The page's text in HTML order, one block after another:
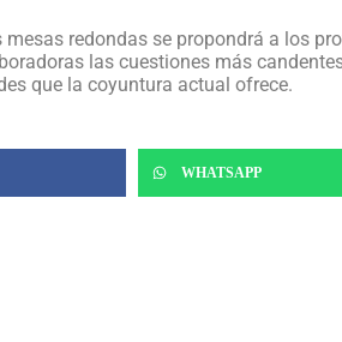
mesas redondas se propondrá a los
las cuestiones más
que la coyuntura actual ofrece.
WHATSAPP